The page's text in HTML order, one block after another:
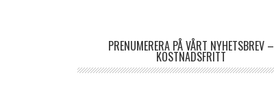
PRENUMERERA PÅ VÅRT NYHETSBREV –
KOSTNADSFRITT